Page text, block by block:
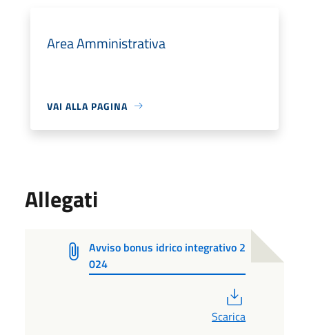
Area Amministrativa
VAI ALLA PAGINA
Allegati
Avviso bonus idrico integrativo 2
024
Scarica